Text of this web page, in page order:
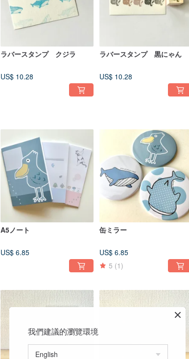
ラバースタンプ クジラ
US$ 10.28
ラバースタンプ 黒にゃん
US$ 10.28
A5ノート
US$ 6.85
缶ミラー
US$ 6.85
5 (1)
我們建議的瀏覽環境